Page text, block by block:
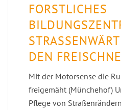
FORSTLICHES
EN
Mit der Motorsense die
freigemäht (Münchehof)
Pflege von